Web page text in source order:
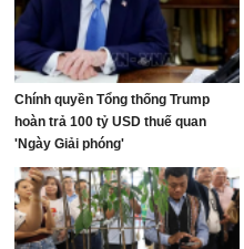
Chính quyền Tổng thống Trump
hoàn trả 100 tỷ USD thuế quan
'Ngày Giải phóng'